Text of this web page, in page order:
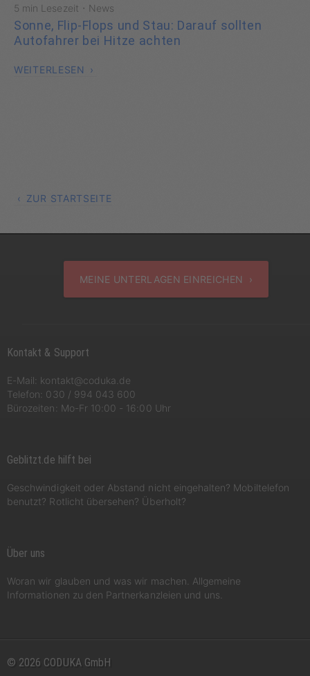
5 min Lesezeit · News
Sonne, Flip-Flops und Stau: Darauf sollten
Autofahrer bei Hitze achten
WEITERLESEN
ZUR STARTSEITE
MEINE UNTERLAGEN EINREICHEN ›
Kontakt & Support
E-Mail: kontakt@coduka.de
Telefon: 030 / 994 043 600
Bürozeiten: Mo-Fr 10:00 - 16:00 Uhr
Geblitzt.de hilft bei
Geschwindigkeit oder Abstand nicht eingehalten? Mobiltelefon
benutzt? Rotlicht übersehen? Überholt?
Über uns
Woran wir glauben und was wir machen. Allgemeine
Informationen zu den Partnerkanzleien und uns.
© 2026 CODUKA GmbH